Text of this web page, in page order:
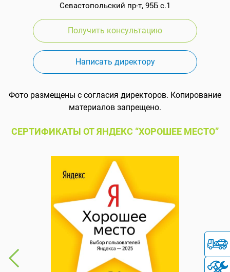
Севастопольский пр-т, 95Б с.1
Получить консультацию
Написать директору
Фото размещены с согласия директоров. Копирование
материалов запрещено.
СЕРТИФИКАТЫ ОТ ЯНДЕКС “ХОРОШЕЕ МЕСТО”